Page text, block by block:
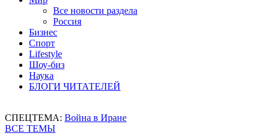
Все новости раздела
Россия
Бизнес
Спорт
Lifestyle
Шоу-биз
Наука
БЛОГИ ЧИТАТЕЛЕЙ
СПЕЦТЕМА: Война в Иране
ВСЕ ТЕМЫ